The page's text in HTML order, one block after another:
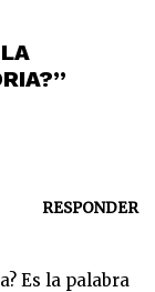
RESPONDER
Es la palabra